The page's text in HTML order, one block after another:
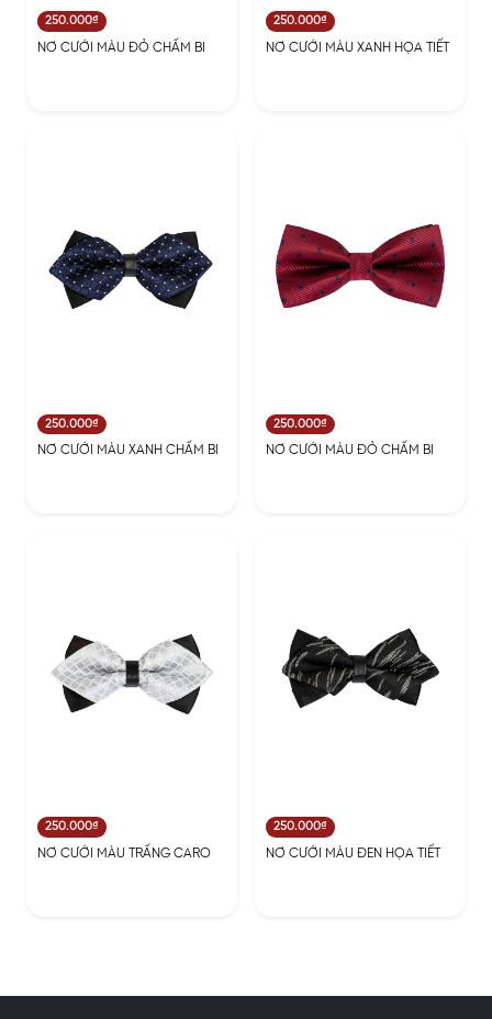
250.000₫
NƠ CƯỚI MÀU ĐỎ CHẤM BI
250.000₫
NƠ CƯỚI MÀU XANH HỌA TIẾT
250.000₫
NƠ CƯỚI MÀU XANH CHẤM BI
250.000₫
NƠ CƯỚI MÀU ĐỎ CHẤM BI
250.000₫
NƠ CƯỚI MÀU TRẤNG CARO
250.000₫
NƠ CƯỚI MÀU ĐEN HỌA TIẾT